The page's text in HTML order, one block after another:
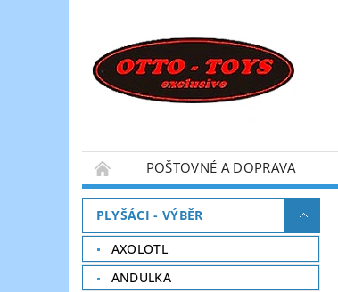
POŠTOVNÉ A DOPRAVA
PLYŠÁCI - VÝBĚR
AXOLOTL
ANDULKA